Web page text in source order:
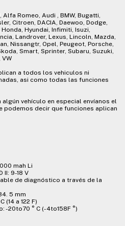
Alfa Romeo, Audi , BMW, Bugatti,
Citroen, DACIA, Daewoo, Dodge,
Hyundai, Infimiti, Isuzi,
Landrover, Lexus, Lincoln, Mazda,
Nissangtr, Opel, Peugeot, Porsche,
Smart, Sprinter, Subaru, Suzuki,
VW
a todos los vehiculos ni
asi como todas las funciones
vehículo en especial envíanos el
podemos decir que funciones aplican
mah Li
II: 9-18 V
de diagnóstico a través de la
5 mm
(14 a 122 F)
-20to70 ° C (-4to158F °)